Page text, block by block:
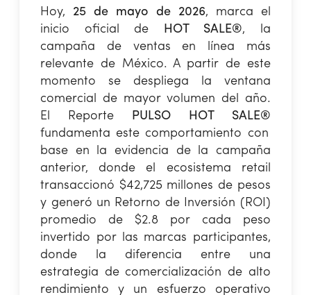
Hoy, 25 de mayo de 2026, marca el
inicio oficial de
HOT SALE®, la
campaña de ventas en línea más
relevante de México. A partir de este
momento se despliega la ventana
comercial de mayor volumen del año.
El Reporte
PULSO HOT SALE®
fundamenta este comportamiento con
base en la evidencia de la campaña
anterior, donde el ecosistema retail
transaccionó $42,725 millones de pesos
y generó un Retorno de Inversión (ROI)
promedio de $2.8 por cada peso
invertido por las marcas participantes,
donde la diferencia entre una
estrategia de comercialización de alto
rendimiento y un esfuerzo operativo